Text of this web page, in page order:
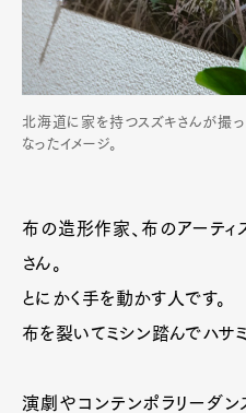
北海道に家を持つスズキさんが撮
なったイメージ。
布の造形作家、布のアーティ
さん。
とにかく手を動かす人です。
布を裂いてミシン踏んでハサミ
演劇やコンテンポラリーダン